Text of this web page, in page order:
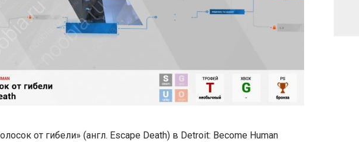
от гибели» (англ. Escape Death) в Detroit: Become Human